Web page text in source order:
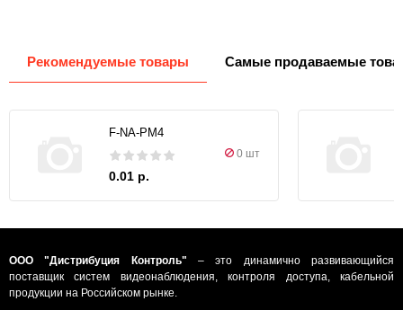
Рекомендуемые товары Самые продаваемые
F-NA-PM4
0 шт
0.01 р.
ООО "Дистрибуция Контроль" – это динамично развивающийся
поставщик систем видеонаблюдения, контроля доступа, кабельной
продукции на Российском рынке.